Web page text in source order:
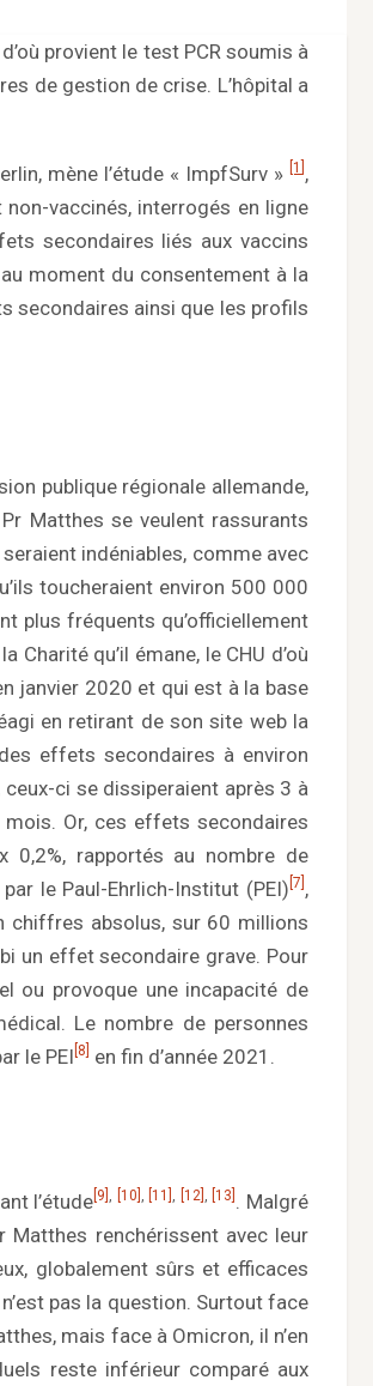
provient le test PCR soumis à
de gestion de crise. L’hôpital a
mène l’étude « ImpfSurv » [1 ,
vaccinés, interrogés en ligne
secondaires liés aux vaccins
moment du consentement à la
secondaires ainsi que les profils
publique régionale allemande,
Matthes se veulent rassurants
indéniables, comme avec
toucheraient environ 500 000
plus fréquents qu’officiellement
qu’il émane, le CHU d’où
janvier 2020 et qui est à la base
en retirant de son site web la
effets secondaires à environ
ci se dissiperaient après 3 à
Or, ces effets secondaires
0,2%, rapportés au nombre de
le Paul-Ehrlich-Institut (PEI) [7] ,
chiffres absolus, sur 60 millions
un effet secondaire grave. Pour
ou provoque une incapacité de
Le nombre de personnes
le PEI [8] en fin d’année 2021.
l’étude [9] , [10] , [11] , [12] , [13] . Malgré
Matthes renchérissent avec leur
globalement sûrs et efficaces
pas la question. Surtout face
mais face à Omicron, il n’en
reste inférieur comparé aux